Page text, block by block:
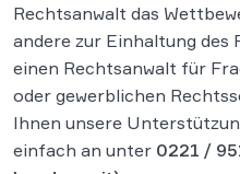
Rechtsanwalt das
andere zur Einhaltung des
einen Rechtsanwalt für
oder gewerblichen
Ihnen unsere
einfach an unter 0221 /